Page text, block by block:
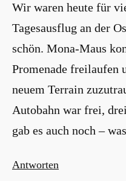
Wir waren heute für
Tagesausflug an der
schön. Mona-Maus
Promenade freilaufen
neuem Terrain
Autobahn war frei,
gab es auch noch –
Antworten